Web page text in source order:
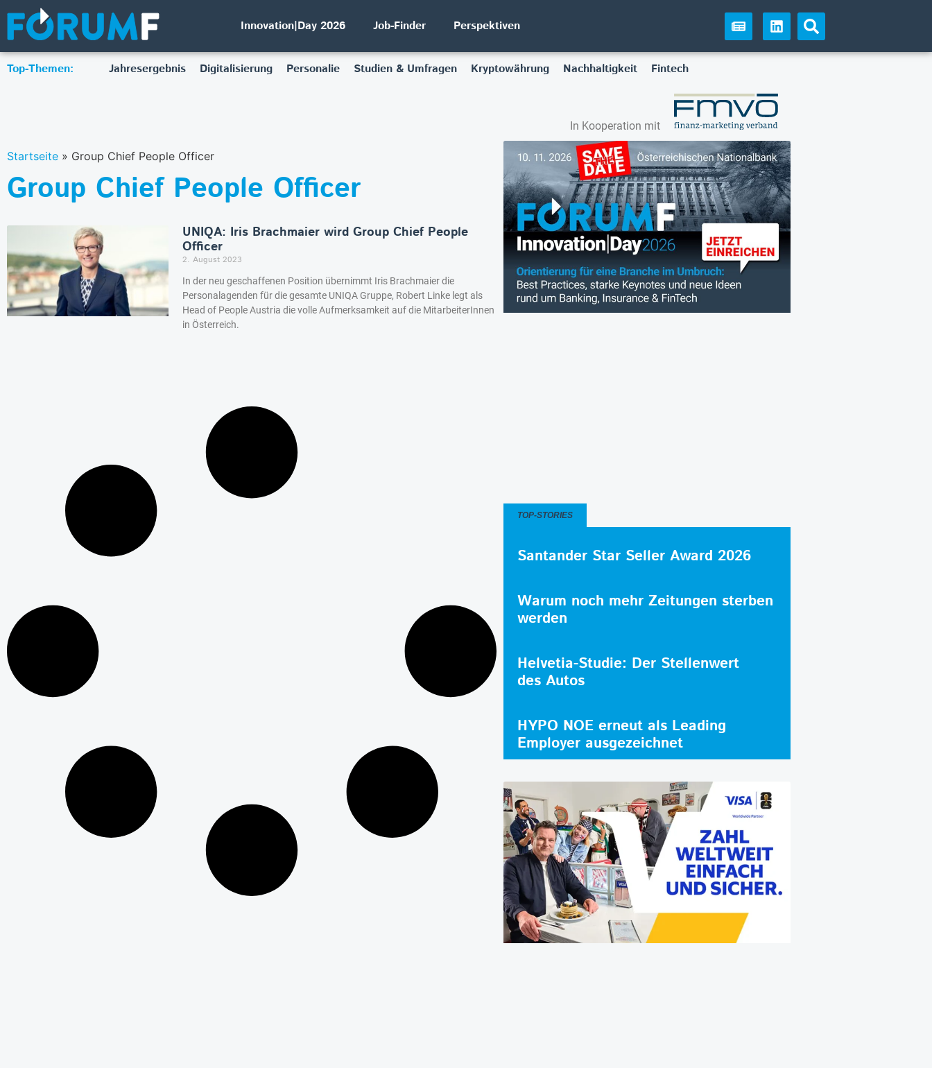
Innovation|Day 2026 Job-Finder Perspektiven
Top-Themen: Jahresergebnis Digitalisierung Personalie Studien & Umfragen Kryptowährung Nachhaltigkeit Fintech
In Kooperation mit
Startseite » Group Chief People Officer
Group Chief People Officer
UNIQA: Iris Brachmaier wird Group Chief People
Officer
2. August 2023
In der neu geschaffenen Position übernimmt Iris Brachmaier die
Personalagenden für die gesamte UNIQA Gruppe, Robert Linke legt als
Head of People Austria die volle Aufmerksamkeit auf die MitarbeiterInnen
in Österreich.
TOP-STORIES
Santander Star Seller Award 2026
Warum noch mehr Zeitungen sterben
werden
Helvetia-Studie: Der Stellenwert
des Autos
HYPO NOE erneut als Leading
Employer ausgezeichnet